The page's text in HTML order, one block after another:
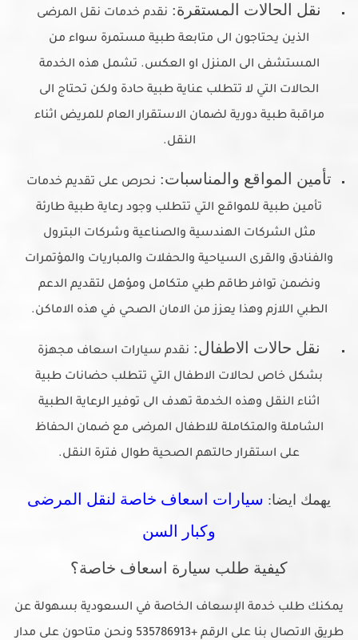
نقل الحالات المستقرة: نقدم خدمات نقل المرضى
الذين يحتاجون الى متابعة طبية مستمرة سواء من
المستشفى الى المنزل او العكس. تشمل هذه الخدمة
الحالات التي لا تتطلب عناية طبية حادة ولكن تحتاج الى
مراقبة طبية دورية لضمان الاستقرار العام للمريض اثناء
النقل.
تأمين المواقع والمناسبات: نحرص على تقديم خدمات
تأمين طبية للمواقع التي تتطلب وجود رعاية طبية طارئة
مثل الشركات الهندسية والصناعية وشركات البترول
والفنادق والقرى السياحية والحفلات والمباريات والمؤتمرات
ونضمن توافر طاقم طبي متكامل ومؤهل لتقديم الدعم
الطبي اللازم وهذا يعزز من الامان الصحي في هذه الاماكن.
نقل حالات الاطفال: نقدم سيارات اسعاف مجهزة
بشكل خاص لحالات الاطفال التي تتطلب حضانات طبية
اثناء النقل وهذه الخدمة تهدف الى توفير الرعاية الطبية
الشاملة والمتكاملة للاطفال المرضى مع ضمان الحفاظ
على استقرار حالتهم الصحية طوال فترة النقل.
يهمك ايضا: سيارات اسعاف خاصة لنقل المرضى
وكبار السن
كيفية طلب سيارة اسعاف خاصة؟
يمكنك طلب خدمة الإسعاف الخاصة في السعودية بسهولة عن
طريق الاتصال بنا على الرقم +535786913 ونحن متاحون على مدار